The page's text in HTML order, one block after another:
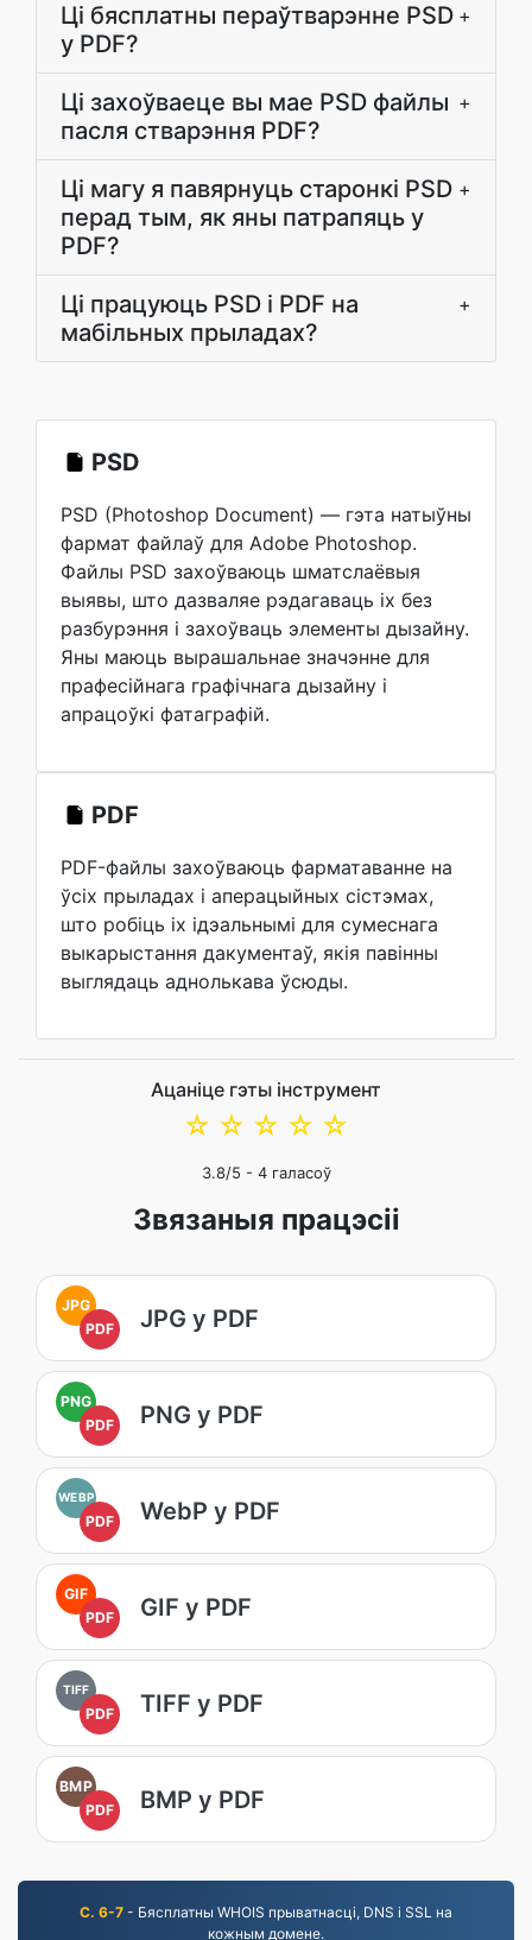
Ці бясплатны пераўтварэнне PSD
у PDF?
+
Ці захоўваеце вы мае PSD файлы
пасля стварэння PDF?
+
Ці магу я павярнуць старонкі PSD
перад тым, як яны патрапяць у
PDF?
+
Ці працуюць PSD і PDF на
мабільных прыладах?
+
PSD
PSD (Photoshop Document) — гэта натыўны
фармат файлаў для Adobe Photoshop.
Файлы PSD захоўваюць шматслаёвыя
выявы, што дазваляе рэдагаваць іх без
разбурэння і захоўваць элементы дызайну.
Яны маюць вырашальнае значэнне для
прафесійнага графічнага дызайну і
апрацоўкі фатаграфій.
PDF
PDF-файлы захоўваюць фарматаванне на
ўсіх прыладах і аперацыйных сістэмах,
што робіць іх ідэальнымі для сумеснага
выкарыстання дакументаў, якія павінны
выглядаць аднолькава ўсюды.
Ацаніце гэты інструмент
☆
☆
☆
☆
☆
3.8/5 - 4галасоў
Звязаныя працэсіі
JPG
PDF
JPG у PDF
PNG
PDF
PNG у PDF
WEBP
PDF WebP у PDF
GIF
PDF
GIF у PDF
TIFF
PDF TIFF у PDF
BMP
PDF
BMP у PDF
С. 6-7 - Бясплатны WHOIS прыватнасці, DNS і SSL на
кожным домене.